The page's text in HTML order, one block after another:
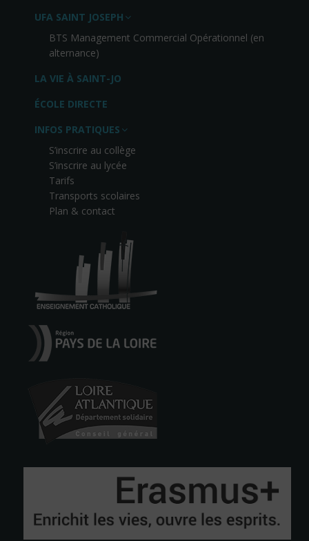
UFA SAINT JOSEPH
BTS Management Commercial Opérationnel (en
alternance)
LA VIE À SAINT-JO
ÉCOLE DIRECTE
INFOS PRATIQUES
S’inscrire au collège
S’inscrire au lycée
Tarifs
Transports scolaires
Plan & contact